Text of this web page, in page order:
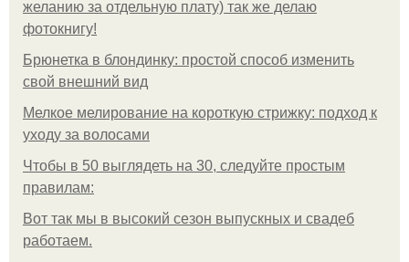
желанию за отдельную плату) так же делаю
фотокнигу!
Брюнетка в блондинку: простой способ изменить
свой внешний вид
Мелкое мелирование на короткую стрижку: подход к
уходу за волосами
Чтобы в 50 выглядеть на 30, следуйте простым
правилам:
Вот так мы в высокий сезон выпускных и свадеб
работаем.